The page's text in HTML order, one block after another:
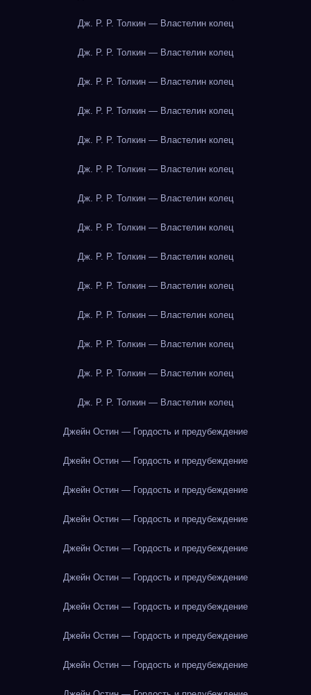
Дж. Р. Р. Толкин — Властелин колец
Дж. Р. Р. Толкин — Властелин колец
Дж. Р. Р. Толкин — Властелин колец
Дж. Р. Р. Толкин — Властелин колец
Дж. Р. Р. Толкин — Властелин колец
Дж. Р. Р. Толкин — Властелин колец
Дж. Р. Р. Толкин — Властелин колец
Дж. Р. Р. Толкин — Властелин колец
Дж. Р. Р. Толкин — Властелин колец
Дж. Р. Р. Толкин — Властелин колец
Дж. Р. Р. Толкин — Властелин колец
Дж. Р. Р. Толкин — Властелин колец
Дж. Р. Р. Толкин — Властелин колец
Дж. Р. Р. Толкин — Властелин колец
Джейн Остин — Гордость и предубеждение
Джейн Остин — Гордость и предубеждение
Джейн Остин — Гордость и предубеждение
Джейн Остин — Гордость и предубеждение
Джейн Остин — Гордость и предубеждение
Джейн Остин — Гордость и предубеждение
Джейн Остин — Гордость и предубеждение
Джейн Остин — Гордость и предубеждение
Джейн Остин — Гордость и предубеждение